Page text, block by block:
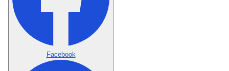
Facebook